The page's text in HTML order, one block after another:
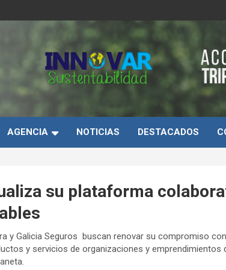
AGENCIA NOTICIAS DESTACADOS
su plataforma
y Galicia Seguros buscan renovar su compromiso
y servicios de organizaciones y emprendimientos